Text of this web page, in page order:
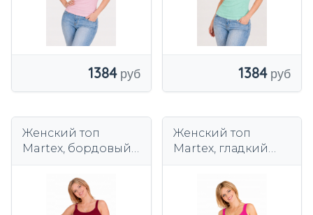
1384 1384
Женский топ
Martex, бордовый,
Женский топ
Martex, гладкий